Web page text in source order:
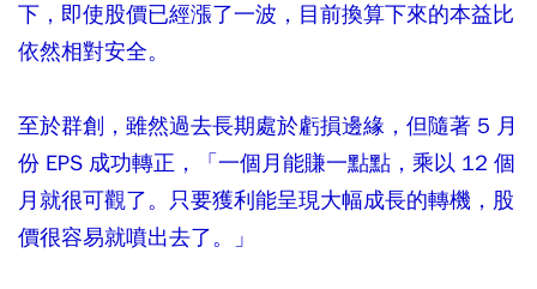
下，即使股價已經漲了一波，目前換算下來的本益比
依然相對安全。
至於群創，雖然過去長期處於虧損邊緣，但隨著 5 月
份 EPS 成功轉正，「一個月能賺一點點，乘以 12 個
月就很可觀了。只要獲利能呈現大幅成長的轉機，股
價很容易就噴出去了。」